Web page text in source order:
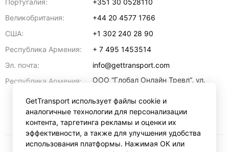
Португалия:
+351 30 0528110
Великобритания:
+44 20 4577 1766
США:
+1 302 240 28 90
Республика Армения:
+ 7 495 1453514
Эл. почта:
info@gettransport.com
Республика Армения:
ООО “Глобал Онлайн Тревл”, ул.
регистрационный номер
271.110.1183229, РНН 00238516
Ереван 0070
GetTransport использует файлы cookie и
аналогичные технологии для персонализации
контента, таргетинга рекламы и оценки их
эффективности, а также для улучшения удобства
использования платформы. Нажимая ОК или